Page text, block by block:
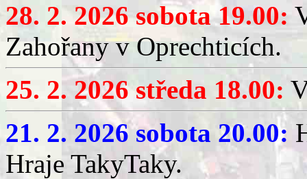
28. 2. 2026 sobota 19.00:
Zahořany v Oprechticích.
25. 2. 2026 středa 18.00:
21. 2. 2026 sobota 20.00:
Hraje TakyTaky.